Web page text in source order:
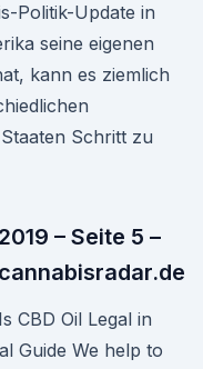
Politik-Update in
seine eigenen
kann es ziemlich
Schritt zu
2019 – Seite 5 –
cannabisradar.de
Is CBD Oil Legal in
Guide We help to